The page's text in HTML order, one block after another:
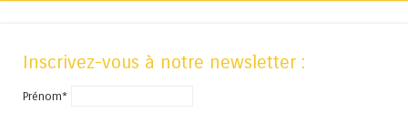
Inscrivez-vous à notre newsletter :
Prénom*